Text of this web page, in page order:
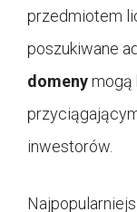
przedmiotem
poszukiwane
domenymogą
inwestorów.